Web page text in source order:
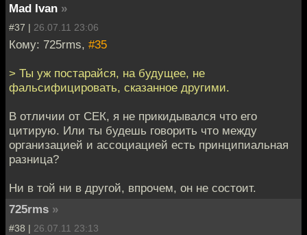
Mad Ivan »
#37 | 26.07.11 23:06
Кому: 725rms, #35
> Ты уж постарайся, на будущее, не
фальсифицировать, сказанное другими.
В отличии от СЕК, я не прикидывался что его
цитирую. Или ты будешь говорить что между
организацией и ассоциацией есть принципиальная
разница?
Ни в той ни в другой, впрочем, он не состоит.
725rms »
#38 | 26.07.11 23:13